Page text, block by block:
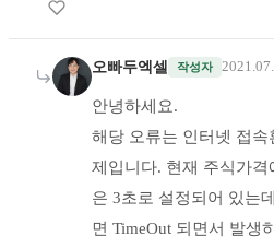
오빠두엑셀 작성자
안녕하세요.
해당 오류는 인터넷 접
제입니다. 현재 주식가격
은 3초로 설정되어 있는
면 TimeOut 되면서 발생